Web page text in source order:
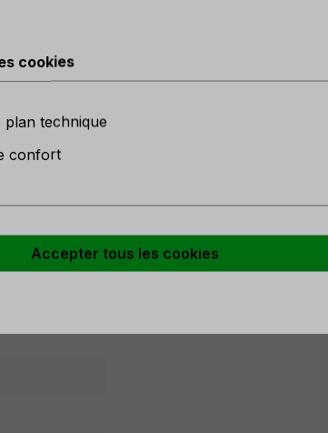
artificielle,
cookies
plan technique
confort
Accepter tous les cookies